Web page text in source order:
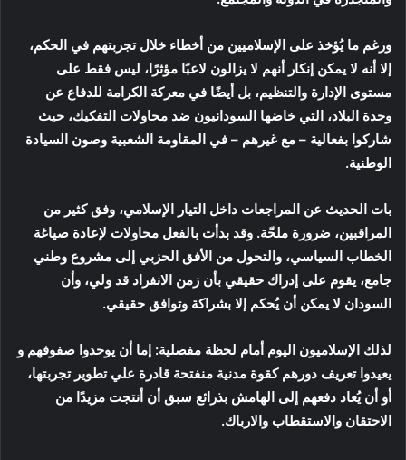
ورغم ما يُؤخذ على الإسلاميين من أخطاء خلال تجربتهم في الحكم،
إلا أنه لا يمكن إنكار أنهم لا يزالون لاعبًا مؤثرًا، ليس فقط على
مستوى الإدارة والتنظيم، بل أيضًا في معركة الكرامة للدفاع عن
وحدة البلاد، التي خاضها السودانيون ضد محاولات التفكيك، حيث
شاركوا بفعالية – مع غيرهم – في المقاومة الشعبية وصون السيادة
الوطنية.
بات الحديث عن المراجعات داخل التيار الإسلامي، وفق كثير من
المراقبين، ضرورة ملحّة. وقد بدأت بالفعل محاولات لإعادة صياغة
الخطاب السياسي، والتحول من الأفق الحزبي إلى مشروع وطني
جامع، يقوم على إدراك حقيقي بأن زمن الانفراد قد ولي، وأن
السودان لا يمكن أن يُحكم إلا بشراكة وتوافق حقيقي.
لذلك الإسلاميون اليوم أمام لحظة مفصلية: إما أن يوحدوا صفوفهم و
يعيدوا تعريف دورهم كقوة مدنية منفتحة قادرة علي تطوير تجربتها،
أو أن يُعاد دفعهم إلى الهامش بذرائع سبق أن أنتجت مزيدًا من
الاحتقان والاستقطاب والارباك.